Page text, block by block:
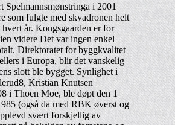
i 2001
som fulgte med skvadronen helt
år. Kongsgaarden er for
videre Det var ingen enkel
Direktoratet for byggkvalitet
i Europa, blir det vanskelig
slott ble bygget. Synlighet i
Kristian Knutsen
i Thoen Moe, ble døpt den 1
(også da med RBK øverst og
svært forskjellig av